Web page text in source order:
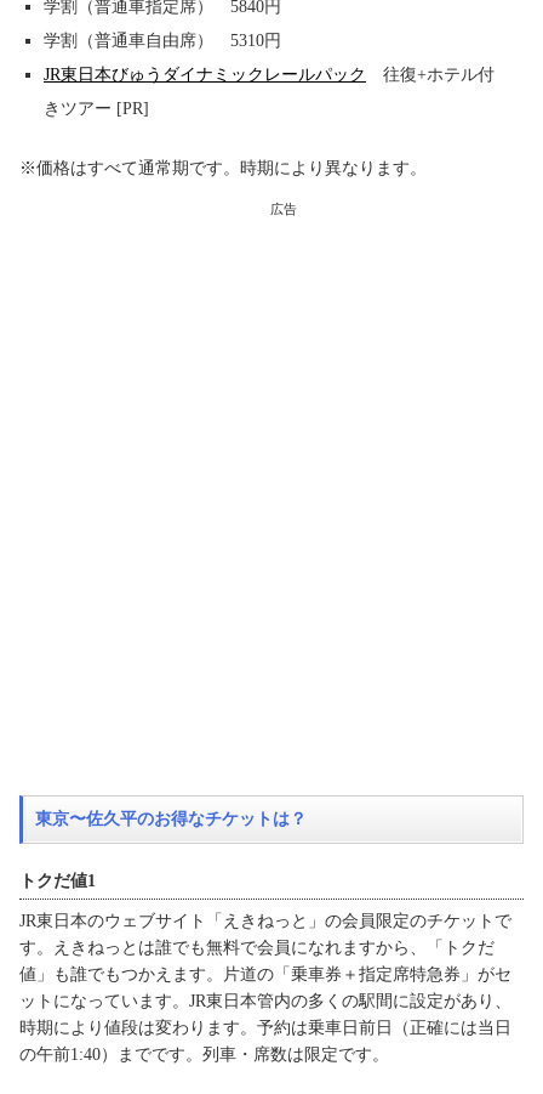
学割（普通車指定席） 5840円
学割（普通車自由席） 5310円
JR東日本びゅうダイナミックレールパック
往復+ホテル付
きツアー [PR]
※価格はすべて通常期です。時期により異なります。
広告
東京〜佐久平のお得なチケットは？
トクだ値1
JR東日本のウェブサイト「えきねっと」の会員限定のチケットで
す。えきねっとは誰でも無料で会員になれますから、「トクだ
値」も誰でもつかえます。片道の「乗車券＋指定席特急券」がセ
ットになっています。JR東日本管内の多くの駅間に設定があり、
時期により値段は変わります。予約は乗車日前日（正確には当日
の午前1:40）までです。列車・席数は限定です。